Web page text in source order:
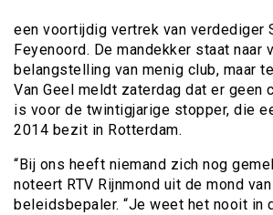
een voortijdig vertrek van verdediger
Feyenoord. De mandekker staat naar
belangstelling van menig club, maar
Van Geel meldt zaterdag dat er geen
is voor de twintigjarige stopper, die
2014 bezit in Rotterdam.
“Bij ons heeft niemand zich nog
noteert RTV Rijnmond uit de mond
beleidsbepaler. “Je weet het nooit in